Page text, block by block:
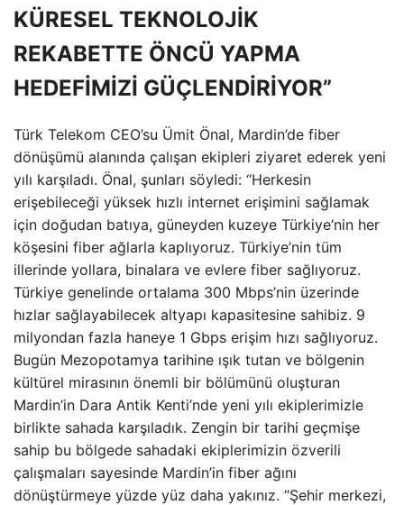
KÜRESEL TEKNOLOJİK
REKABETTE ÖNCÜ YAPMA
HEDEFİMİZİ GÜÇLENDİRİYOR”
Türk Telekom CEO’su Ümit Önal, Mardin’de fiber
dönüşümü alanında çalışan ekipleri ziyaret ederek yeni
yılı karşıladı. Önal, şunları söyledi: “Herkesin
erişebileceği yüksek hızlı internet erişimini sağlamak
için doğudan batıya, güneyden kuzeye Türkiye’nin her
köşesini fiber ağlarla kaplıyoruz. Türkiye’nin tüm
illerinde yollara, binalara ve evlere fiber sağlıyoruz.
Türkiye genelinde ortalama 300 Mbps’nin üzerinde
hızlar sağlayabilecek altyapı kapasitesine sahibiz. 9
milyondan fazla haneye 1 Gbps erişim hızı sağlıyoruz.
Bugün Mezopotamya tarihine ışık tutan ve bölgenin
kültürel mirasının önemli bir bölümünü oluşturan
Mardin’in Dara Antik Kenti’nde yeni yılı ekiplerimizle
birlikte sahada karşıladık. Zengin bir tarihi geçmişe
sahip bu bölgede sahadaki ekiplerimizin özverili
çalışmaları sayesinde Mardin’in fiber ağını
dönüştürmeye yüzde yüz daha yakınız. “Şehir merkezi,